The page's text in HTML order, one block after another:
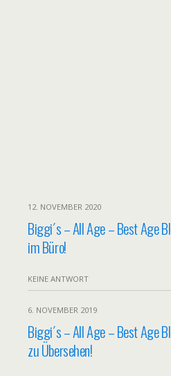
12. NOVEMBER 2020
Biggi´s – All Age – Best Age
im Büro!
KEINE ANTWORT
6. NOVEMBER 2019
Biggi´s – All Age – Best Age
zu Übersehen!